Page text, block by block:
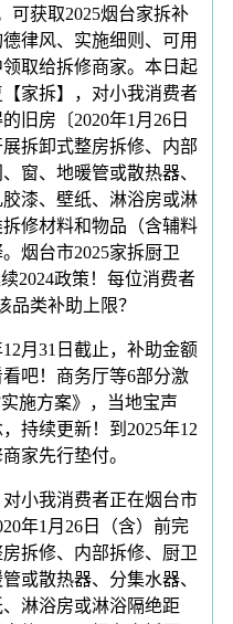
可获取2025烟台家拆补
律风、实施细则、可用
取给拆修商家。本日起
家拆】，对小我消费者
旧房〔2020年1月26日
拆卸式整房拆修、内部
窗、地暖管或散热器、
漆、壁纸、淋浴房或淋
修材料和物品（含辅料
烟台市2025家拆厨卫
2024政策！每位消费者
品类补助上限？
月31日截止，补助金额
吧！商务厅等6部分激
施方案》，当地宝声
持续更新！到2025年12
家先行垫付。
小我消费者正在烟台市
年1月26日（含）前完
拆修、内部拆修、厨卫
或散热器、分集水器、
淋浴房或淋浴隔绝距